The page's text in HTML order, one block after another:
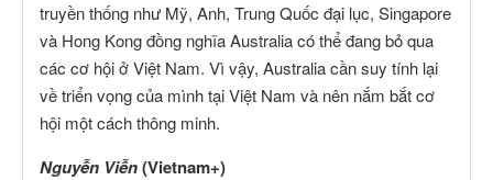
truyền thống như Mỹ, Anh, Trung Quốc đại lục, Singapore
và Hong Kong đồng nghĩa Australia có thể đang bỏ qua
các cơ hội ở Việt Nam. Vì vậy, Australia cần suy tính lại
về triển vọng của mình tại Việt Nam và nên nắm bắt cơ
hội một cách thông minh.
Nguyễn Viễn(Vietnam+)